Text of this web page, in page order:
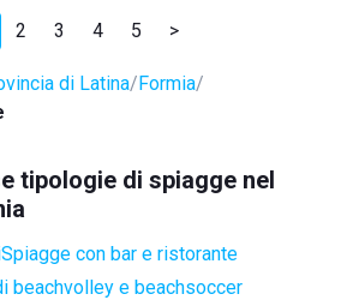
2 3 4 5 >
di Latina Formia
tipologie di spiagge nel
Spiagge con bar e ristorante
beachvolley e beachsoccer